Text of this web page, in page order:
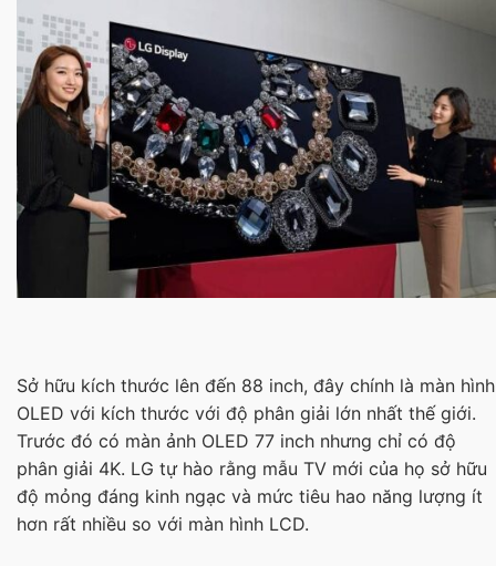
Sở hữu kích thước lên đến 88 inch, đây chính là màn hình
OLED với kích thước với độ phân giải lớn nhất thế giới.
Trước đó có màn ảnh OLED 77 inch nhưng chỉ có độ
phân giải 4K. LG tự hào rằng mẫu TV mới của họ sở hữu
độ mỏng đáng kinh ngạc và mức tiêu hao năng lượng ít
hơn rất nhiều so với màn hình LCD.